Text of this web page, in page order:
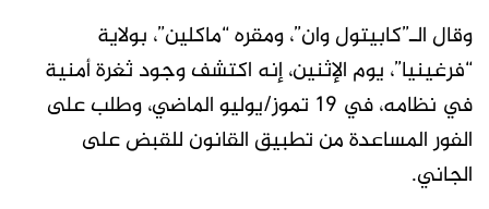
وقال الـ”كابيتول وان”، ومقره “ماكلين”، بولاية
“فرغينيا”، يوم الإثنين، إنه اكتشف وجود ثغرة أمنية
في نظامه، في 19 تموز/يوليو الماضي، وطلب على
الفور المساعدة من تطبيق القانون للقبض على
الجاني.